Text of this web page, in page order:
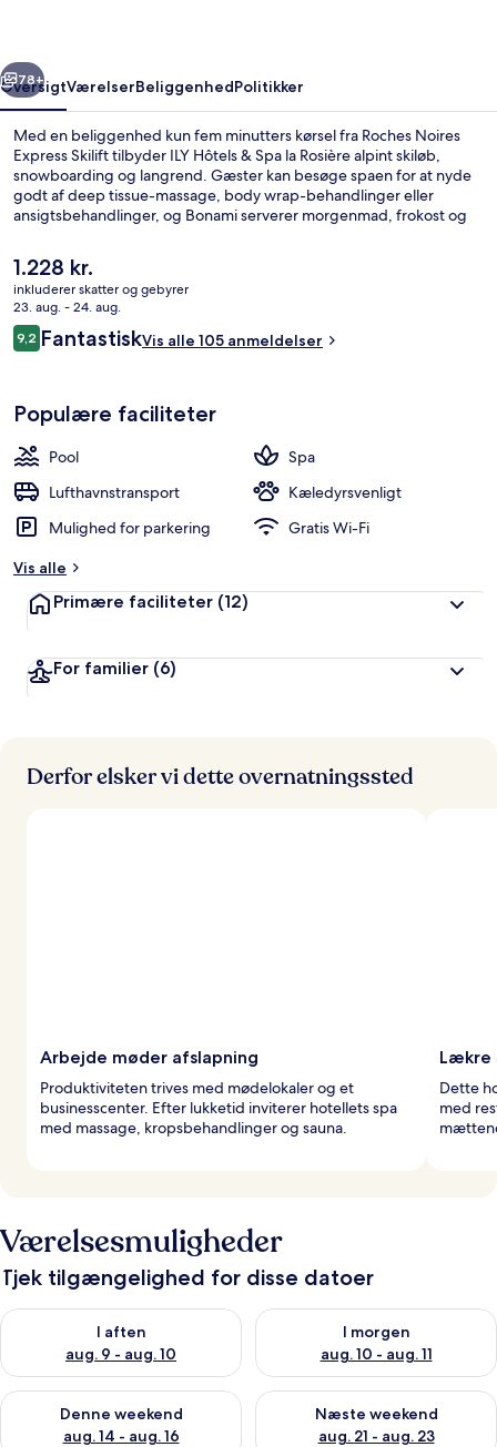
Næste
78+
OversigtVærelserBeliggenhedPolitikker
Med en beliggenhed kun fem minutters kørsel fra Roches Noires
Express Skilift tilbyder ILY Hôtels & Spa la Rosière alpint skiløb,
snowboarding og langrend. Gæster kan besøge spaen for at nyde
godt af deep tissue-massage, body wrap-behandlinger eller
ansigtsbehandlinger, og Bonami serverer morgenmad, frokost og
andre højdepunkter. Der tilbydes også skipas, skiopbevaring og
udlejning af skiudstyr.
Den
nuværende
pris
er
1.228 kr.
1.228 kr.
inkluderer skatter og gebyrer
23. aug. - 24. aug.
Anmeldelser
9,29,2 ud af 10.
FantastiskVis alle 105 anmeldelser
Populære faciliteter
Pool
Spa
Lufthavnstransport
Kæledyrsvenligt
Mulighed for parkering
Gratis Wi-Fi
Vis alle
Primære faciliteter (12)
For familier (6)
Derfor elsker vi dette overnatningssted
Arbejde møder afslapning
Produktiviteten trives med mødelokaler og et
businesscenter. Efter lukketid inviterer hotellets spa
med massage, kropsbehandlinger og sauna.
Lækre
Dette
med
Værelsesmuligheder
Tjek tilgængelighed for disse datoer
I aften
aug. 9 - aug. 10
Tjek tilgængelighed for i aften aug. 9 - aug. 10
I morgen
aug. 10 - aug. 11
Tjek tilgængelighed for i
Denne weekend
aug. 14 - aug. 16
Tjek tilgængelighed for denne weekend aug. 14 - aug. 16
Næste weekend
aug. 21 - aug. 23
Tjek tilgængelighed for næste